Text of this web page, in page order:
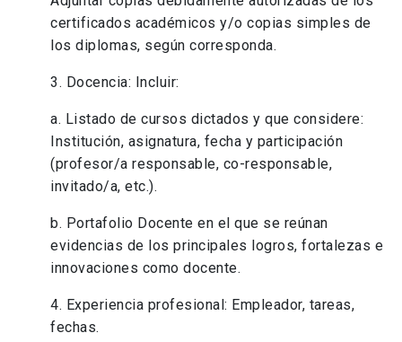
certificados académicos y/o copias simples de
los diplomas, según corresponda.
3. Docencia: Incluir:
a. Listado de cursos dictados y que considere:
Institución, asignatura, fecha y participación
(profesor/a responsable, co-responsable,
invitado/a, etc.).
b. Portafolio Docente en el que se reúnan
evidencias de los principales logros, fortalezas e
innovaciones como docente.
4. Experiencia profesional: Empleador, tareas,
fechas.